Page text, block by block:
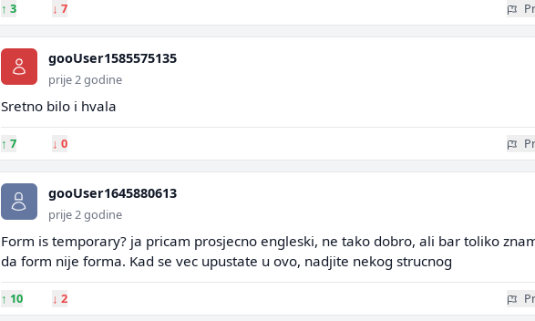
↑ 3 ↓ 7
gooUser1585575135
prije 2 godine
Sretno bilo i hvala
↑ 7 ↓ 0
gooUser1645880613
prije 2 godine
Form is temporary? ja pricam prosjecno engleski, ne tako dobro, ali bar toliko
da form nije forma. Kad se vec upustate u ovo, nadjite nekog strucnog
↑ 10 ↓ 2